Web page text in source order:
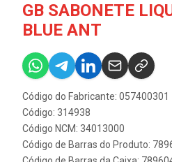
GB SABONETE
BLUE ANT
Código do Fabricante: 057400301
Código: 314938
Código NCM: 34013000
Código de Barras do Produto: